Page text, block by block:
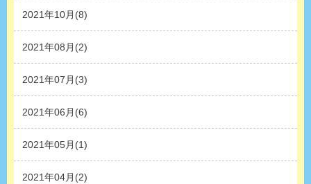
2021年10月(8)
2021年08月(2)
2021年07月(3)
2021年06月(6)
2021年05月(1)
2021年04月(2)